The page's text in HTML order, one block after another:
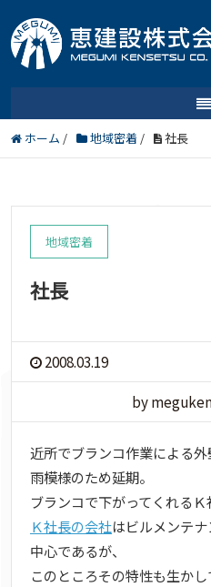
ホーム / 地域密着 / 社長
地域密着
社長
2008.03.19
by
近所でブランコ作業による外
雨模様のため延期。
ブランコで下がってくれるＫ
Ｋ社長の会社はビルメンテ
中心であるが、
このところその特性も生か